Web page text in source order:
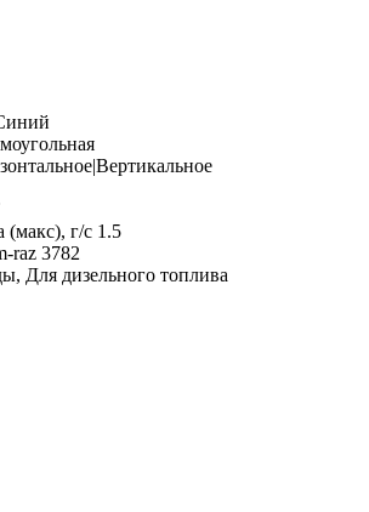
(макс), г/с 1.5
raz 3782
Для дизельного топлива